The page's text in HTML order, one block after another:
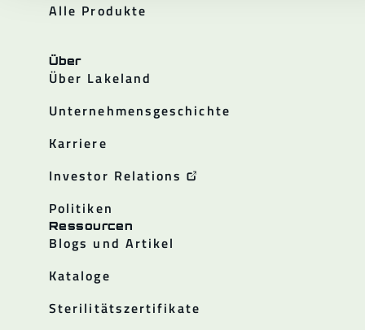
Alle Produkte
Über
Über Lakeland
Unternehmensgeschichte
Karriere
Investor Relations
Politiken
Ressourcen
Blogs und Artikel
Kataloge
Sterilitätszertifikate